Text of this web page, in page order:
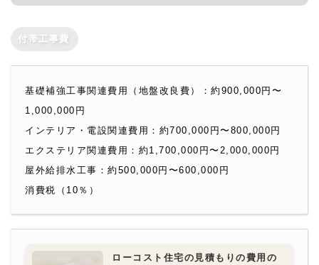
付帯工事費
基礎補強工事関連費用（地盤改良費）：約900,000円〜
1,000,000円
インテリア・電設関連費用：約700,000円〜800,000円
エクステリア関連費用：約1,700,000円〜2,000,000円
屋外給排水工事：約500,000円〜600,000円
消費税（10％）
ローコスト住宅の見積もりの費用の